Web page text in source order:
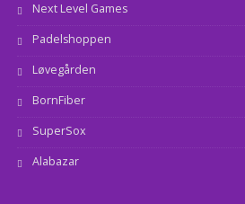
Next Level Games
Padelshoppen
Løvegården
BornFiber
SuperSox
Alabazar